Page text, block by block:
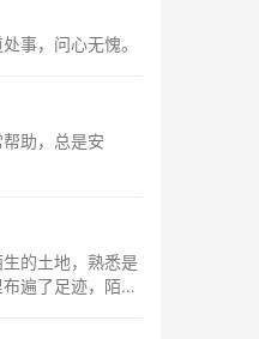
事，问心无愧。
助，总是安
的土地，熟悉是
遍了足迹，陌生